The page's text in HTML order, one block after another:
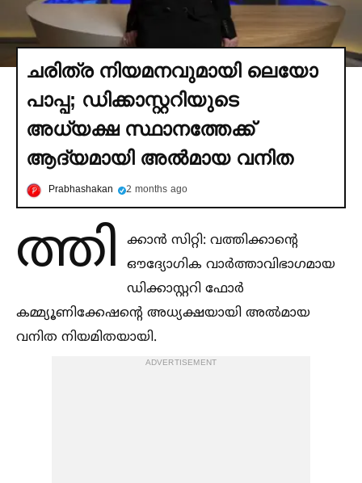
ചരിത്ര നിയമനവുമായി ലെയോ
പാപ്പ; ഡിക്കാസ്റ്ററിയുടെ
അധ്യക്ഷ സ്ഥാനത്തേക്ക്
ആദ്യമായി അല്‍മായ വനിത
Prabhashakan 2 months ago
ത്തി
ക്കാന്‍ സിറ്റി: വത്തിക്കാന്റെ
ഔദ്യോഗിക വാർത്താവിഭാഗമായ
ഡിക്കാസ്റ്ററി ഫോർ
കമ്മ്യൂണിക്കേഷന്റെ അധ്യക്ഷയായി അല്‍മായ
വനിത നിയമിതയായി.
ADVERTISEMENT